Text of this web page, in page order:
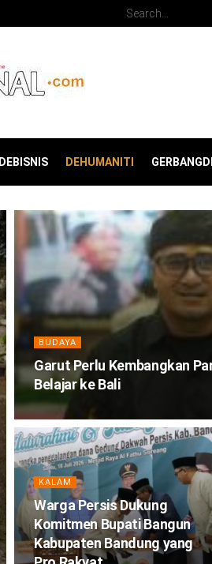
DEBISNIS DEHUMANITI
BUDAYA
Garut Perlu Kembangkan
Belajar ke Bali
KALAM
Warga Persis Dukung
Komitmen Bupati Bangun
Kabupaten Bandung yang